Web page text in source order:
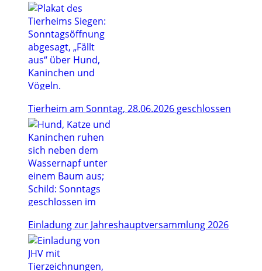
Tierheim am Sonntag, 28.06.2026 geschlossen
Einladung zur Jahreshauptversammlung 2026